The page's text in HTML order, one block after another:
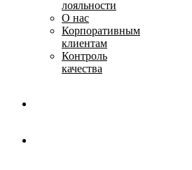
лояльности
О нас
Корпоративным
клиентам
Контроль
качества